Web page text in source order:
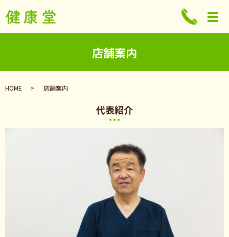
店舗案内
HOME 店舗案内
代表紹介